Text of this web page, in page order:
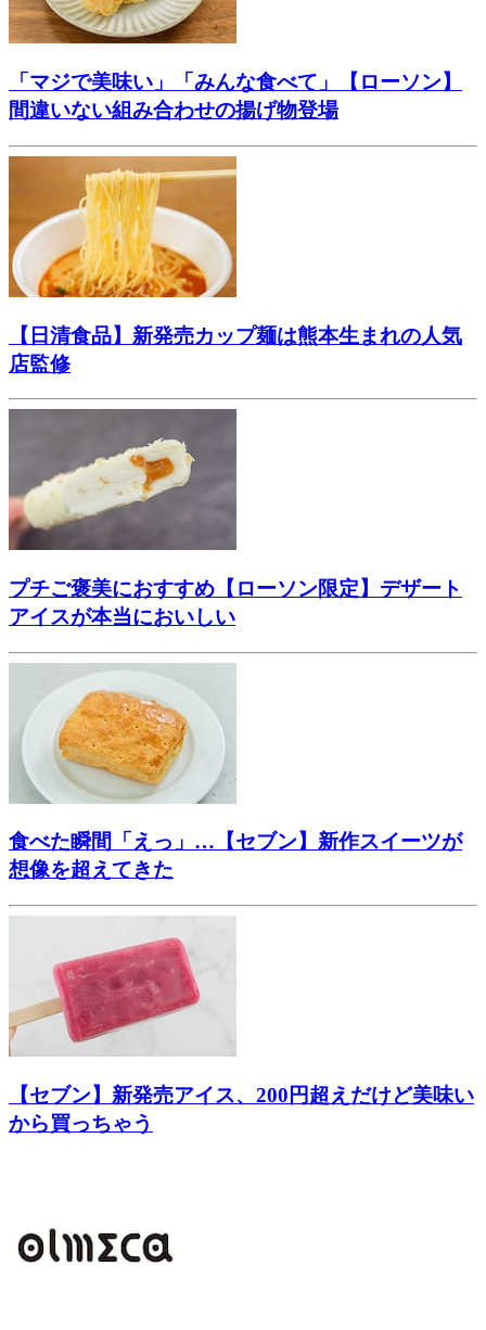
「マジで美味い」「みんな食べて」【ローソン】
間違いない組み合わせの揚げ物登場
【日清食品】新発売カップ麺は熊本生まれの人気
店監修
プチご褒美におすすめ【ローソン限定】デザート
アイスが本当においしい
食べた瞬間「えっ」…【セブン】新作スイーツが
想像を超えてきた
【セブン】新発売アイス、200円超えだけど美味い
から買っちゃう